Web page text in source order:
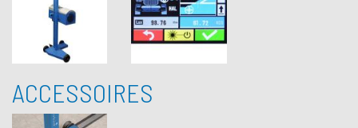
ACCESSOIRES